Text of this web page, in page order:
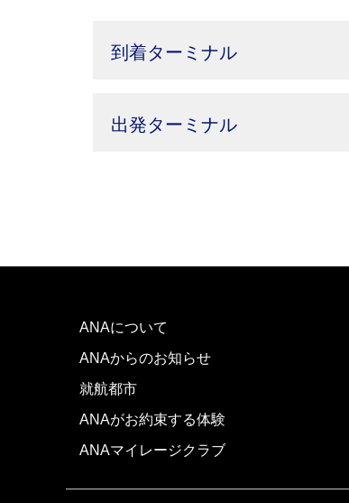
到着ターミナル
出発ターミナル
ANAについて
ANAからのお知らせ
就航都市
ANAがお約束する体験
ANAマイレージクラブ